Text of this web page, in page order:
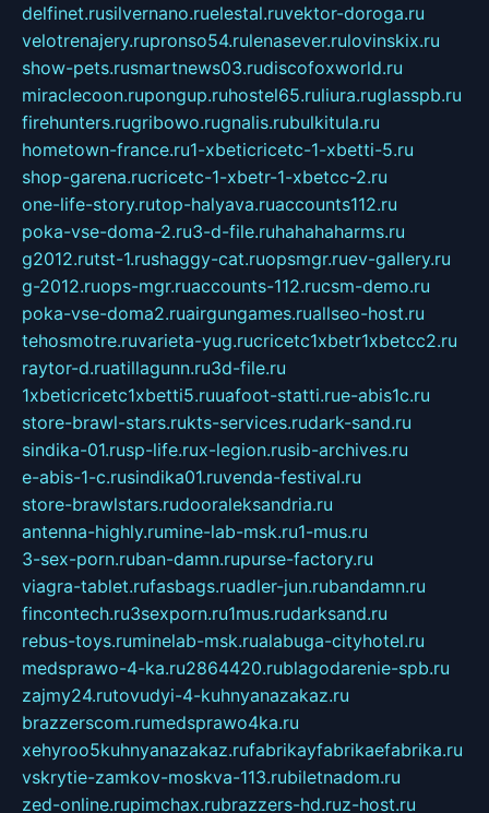
delfinet.rusilvernano.ruelestal.ruvektor-doroga.ru
velotrenajery.rupronso54.rulenasever.rulovinskix.ru
show-pets.rusmartnews03.rudiscofoxworld.ru
miraclecoon.rupongup.ruhostel65.ruliura.ruglasspb.ru
firehunters.rugribowo.rugnalis.rubulkitula.ru
hometown-france.ru1-xbeticricetc-1-xbetti-5.ru
shop-garena.rucricetc-1-xbetr-1-xbetcc-2.ru
one-life-story.rutop-halyava.ruaccounts112.ru
poka-vse-doma-2.ru3-d-file.ruhahahaharms.ru
g2012.rutst-1.rushaggy-cat.ruopsmgr.ruev-gallery.ru
g-2012.ruops-mgr.ruaccounts-112.rucsm-demo.ru
poka-vse-doma2.ruairgungames.ruallseo-host.ru
tehosmotre.ruvarieta-yug.rucricetc1xbetr1xbetcc2.ru
raytor-d.ruatillagunn.ru3d-file.ru
1xbeticricetc1xbetti5.ruuafoot-statti.rue-abis1c.ru
store-brawl-stars.rukts-services.rudark-sand.ru
sindika-01.rusp-life.rux-legion.rusib-archives.ru
e-abis-1-c.rusindika01.ruvenda-festival.ru
store-brawlstars.rudooraleksandria.ru
antenna-highly.rumine-lab-msk.ru1-mus.ru
3-sex-porn.ruban-damn.rupurse-factory.ru
viagra-tablet.rufasbags.ruadler-jun.rubandamn.ru
fincontech.ru3sexporn.ru1mus.rudarksand.ru
rebus-toys.ruminelab-msk.rualabuga-cityhotel.ru
medsprawo-4-ka.ru2864420.rublagodarenie-spb.ru
zajmy24.rutovudyi-4-kuhnyanazakaz.ru
brazzerscom.rumedsprawo4ka.ru
xehyroo5kuhnyanazakaz.rufabrikayfabrikaefabrika.ru
vskrytie-zamkov-moskva-113.rubiletnadom.ru
zed-online.rupimchax.rubrazzers-hd.ruz-host.ru